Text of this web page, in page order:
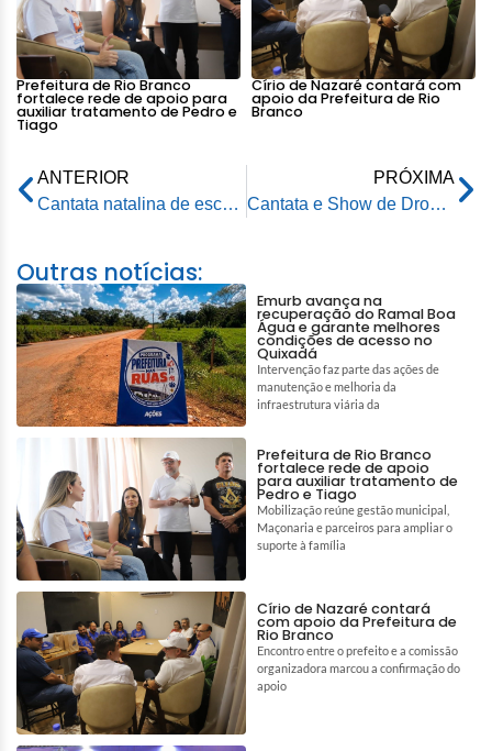
Prefeitura de Rio Branco
fortalece rede de apoio para
auxiliar tratamento de Pedro e
Tiago
Círio de Nazaré contará com
apoio da Prefeitura de Rio
Branco
ANTERIOR
Cantata natalina de escolas municipais emociona público na Praça da Revolução
PRÓXIMA
Cantata e Show de Drones inéditos na Região Norte marcam celebração natalina e emocionam público em Rio Branco
Outras notícias:
Emurb avança na
recuperação do Ramal Boa
Água e garante melhores
condições de acesso no
Quixadá
Intervenção faz parte das ações de
manutenção e melhoria da
infraestrutura viária da
Prefeitura de Rio Branco
fortalece rede de apoio
para auxiliar tratamento de
Pedro e Tiago
Mobilização reúne gestão municipal,
Maçonaria e parceiros para ampliar o
suporte à família
Círio de Nazaré contará
com apoio da Prefeitura de
Rio Branco
Encontro entre o prefeito e a comissão
organizadora marcou a confirmação do
apoio